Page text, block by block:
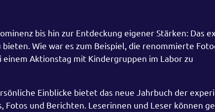
bis hin zur Entdeckung eigener Stärken: Das
Wie war es zum Beispiel, die renommierte
Aktionstag mit Kindergruppen im Labor zu
Einblicke bietet das neue Jahrbuch der
und Berichten. Leserinnen und Leser können